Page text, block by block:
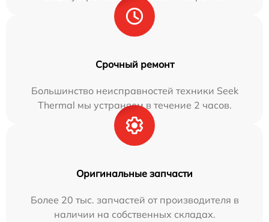
Срочный ремонт
Большинство неисправностей техники Seek
Thermal мы устраняем в течение 2 часов.
Оригинальные запчасти
Более 20 тыс. запчастей от производителя в
наличии на собственных складах.